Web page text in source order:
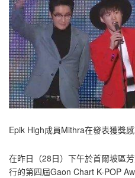
Epik High成員Mithra在發表獲獎
在昨日（28日）下午於首爾坡區
行的第四屆Gaon Chart K-POP